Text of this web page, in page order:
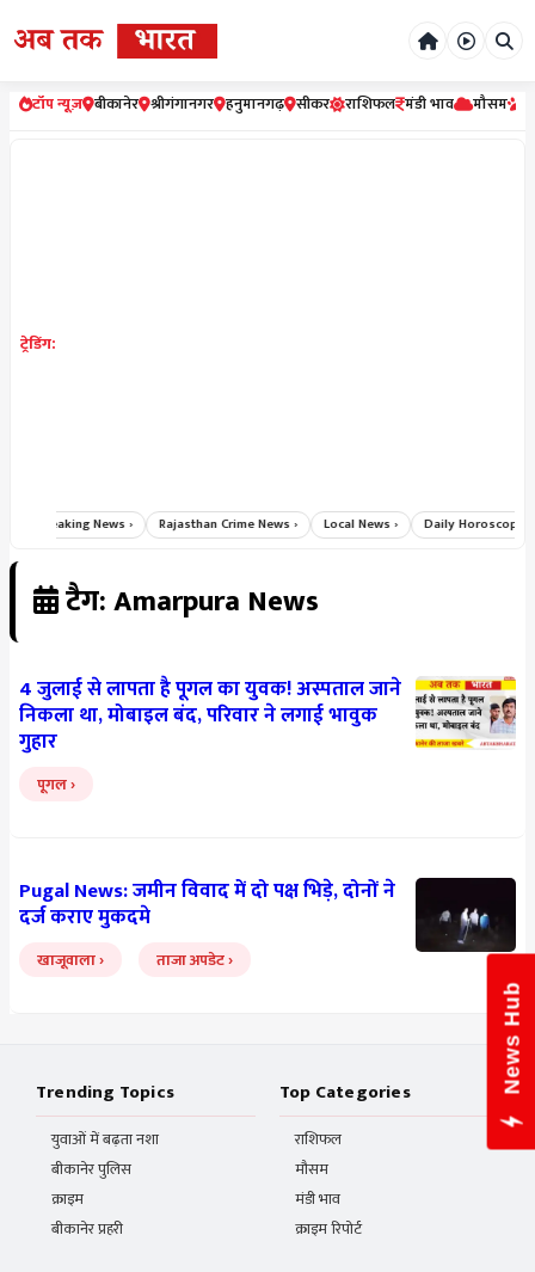
टॉप न्यूज़ बीकानेर श्रीगंगानगर हनुमानगढ़ सीकर राशिफल मंडी भाव मौसम
ट्रेडिंग:
Breaking News › Rajasthan Crime News › Local News › Daily Horoscope
टैग: Amarpura News
4 जुलाई से लापता है पूगल का युवक! अस्पताल जाने
निकला था, मोबाइल बंद, परिवार ने लगाई भावुक
गुहार
पूगल
Pugal News: जमीन विवाद में दो पक्ष भिड़े, दोनों ने
दर्ज कराए मुकदमे
खाजूवाला ताजा अपडेट
Trending Topics
युवाओं में बढ़ता नशा
बीकानेर पुलिस
क्राइम
बीकानेर प्रहरी
Top Categories
राशिफल
मौसम
मंडी भाव
क्राइम रिपोर्ट
News Hub